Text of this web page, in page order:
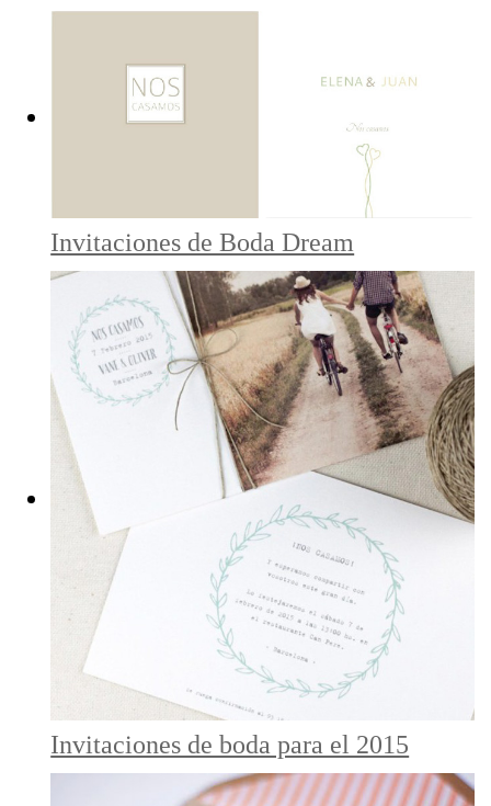
Invitaciones de Boda Dream
Invitaciones de boda para el 2015